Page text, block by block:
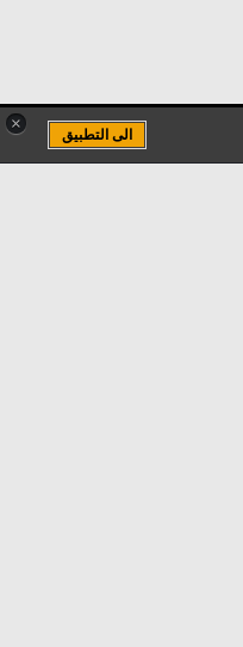
×
الى التطبيق